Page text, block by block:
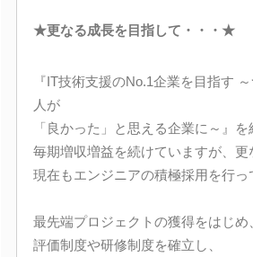
★更なる成長を目指して・・・★
『IT技術支援のNo.1企業を目指す
人が
「良かった」と思える企業に～』を
毎期増収増益を続けていますが、更
現在もエンジニアの積極採用を行っ
最先端プロジェクトの獲得をはじめ、
評価制度や研修制度を確立し、